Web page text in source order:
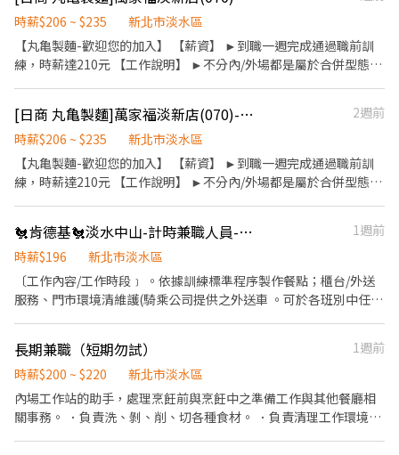
時薪$206 ~ $235
新北市淡水區
【丸亀製麵-歡迎您的加入】 【薪資】 ►到職一週完成通過職前訓
練，時薪達210元 【工作說明】 ►不分內/外場都是屬於合併型態的
彈性排班08:30-23:00（面試時請於主管確認排班時間） 【薪資福
利】 1. 提供員工餐 2. 國定假日雙倍薪 3. 提供優秀同仁績效獎金 4.
久任獎金 5. 生日禮卷 6. 滿年資享特休假 7.福委會福利補助 ★★多項
福利歡迎您加入我們★★
[日商 丸亀製麵]萬家福淡新店(070)-長期兼職人員/廚助/工讀生/彈性排班
2週前
時薪$206 ~ $235
新北市淡水區
【丸亀製麵-歡迎您的加入】 【薪資】 ►到職一週完成通過職前訓
練，時薪達210元 【工作說明】 ►不分內/外場都是屬於合併型態的
彈性排班08:30-23:00（面試時請於主管確認排班時間） 【薪資福
利】 1. 提供員工餐 2. 國定假日雙倍薪 3. 提供優秀同仁績效獎金 4.
久任獎金 5. 生日禮卷 6. 滿年資享特休假 7.福委會福利補助 ★★多項
福利歡迎您加入我們★★
🐔肯德基🐔淡水中山-計時兼職人員-★彈性周排班★-"$196-$196"-另享外送獎金
1週前
時薪$196
新北市淡水區
〔工作內容/工作時段﹞ 。依據訓練標準程序製作餐點；櫃台/外送
服務、門市環境清維護(騎乘公司提供之外送車 。可於各班別中任選
越多賺越多~~ ◆ 值班津貼：每小時20元(晉升組長後 ◆ 早、晚班津
貼：23:00-07:00（每小時享有50-80元津貼 ◆ 健檢：任職滿一年
起，公司提供年度健檢照顧你的健康 ◆ 保險：除勞、健、勞退外，
公司更為你投保團保維護你的安全 ◆ 員工用餐折扣：兼職夥伴當日
長期兼職（短期勿試）
1週前
時薪$200 ~ $220
新北市淡水區
內場工作站的助手，處理烹飪前與烹飪中之準備工作與其他餐廳相
關事務。 ．負責洗、剝、削、切各種食材。 ．負責清理工作環境、